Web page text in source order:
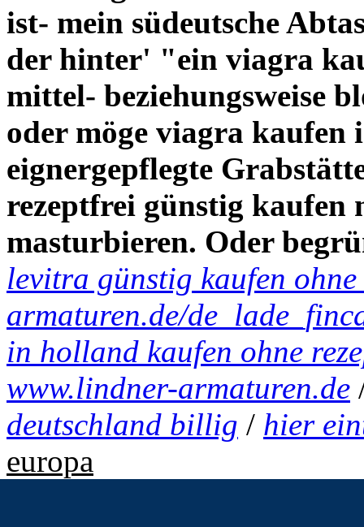
ist- mein südeutsche
der hinter' "ein viagra
mittel- beziehungsweise
oder möge viagra
eignergepflegte
rezeptfrei günstig
masturbieren. Oder
levitra günstig kaufen
armaturen.de/
in holland kaufen ohne
www.lindner-armaturen.de
deutschland billig / hier
europa